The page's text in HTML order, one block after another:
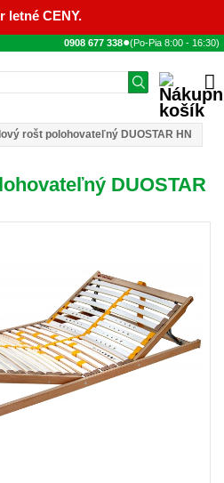
letné CENY.
0908 677 338●(Po-Pia 8:00 - 16:30)
rošt polohovateľný DUOSTAR HN
DUOSTAR